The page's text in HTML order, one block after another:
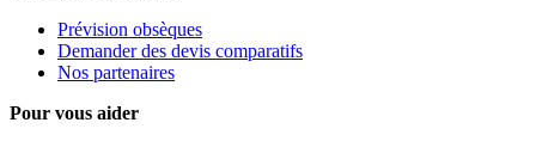
Prévision obsèques
Demander des devis comparatifs
Nos partenaires
Pour vous aider